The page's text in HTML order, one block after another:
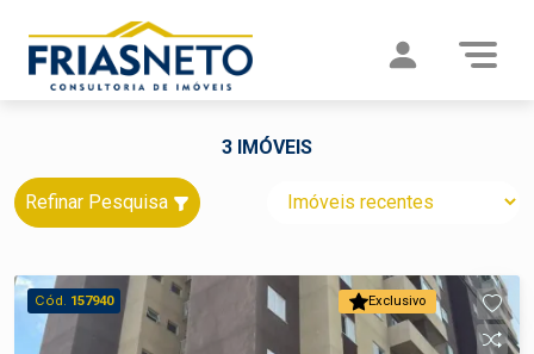
3 IMÓVEIS
Refinar Pesquisa
Exclusivo
Cód. 157940